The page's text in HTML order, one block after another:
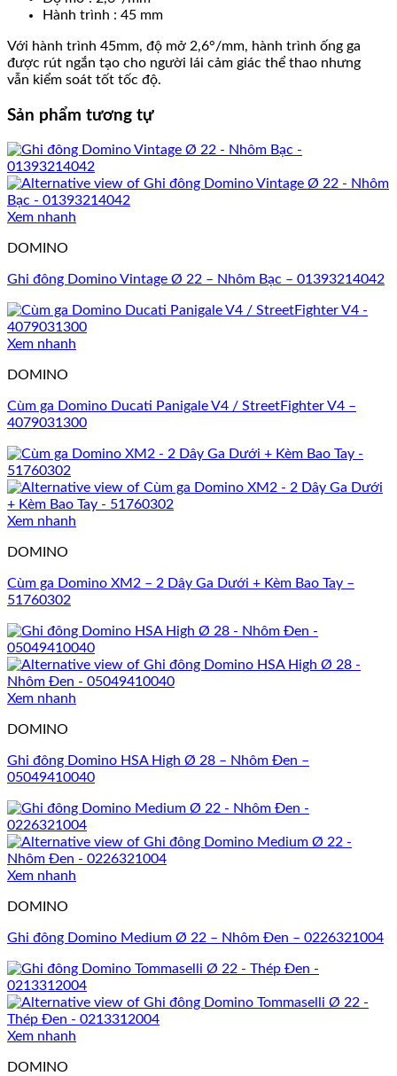
Hành trình : 45 mm
Với hành trình 45mm, độ mở 2,6°/mm, hành trình ống ga
được rút ngắn tạo cho người lái cảm giác thể thao nhưng
vẫn kiểm soát tốt tốc độ.
Sản phẩm tương tự
Xem nhanh
DOMINO
Ghi đông Domino Vintage Ø 22 – Nhôm Bạc – 01393214042
Xem nhanh
DOMINO
Cùm ga Domino Ducati Panigale V4 / StreetFighter V4 –
4079031300
Xem nhanh
DOMINO
Cùm ga Domino XM2 – 2 Dây Ga Dưới + Kèm Bao Tay –
51760302
Xem nhanh
DOMINO
Ghi đông Domino HSA High Ø 28 – Nhôm Đen –
05049410040
Xem nhanh
DOMINO
Ghi đông Domino Medium Ø 22 – Nhôm Đen – 0226321004
Xem nhanh
DOMINO